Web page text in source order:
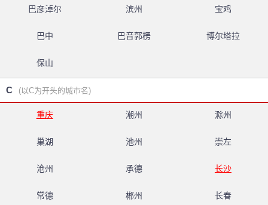
巴彦淖尔 滨州 宝鸡
巴中 巴音郭楞 博尔塔拉
保山
C (以C为开头的城市名)
重庆 潮州 滁州
巢湖 池州 崇左
沧州 承德 长沙
常德 郴州 长春